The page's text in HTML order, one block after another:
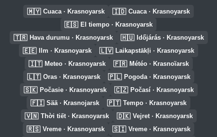
🇲🇾 Cuaca · Krasnoyarsk 🇮🇩 Cuaca · Krasnoyarsk
🇪🇸 El tiempo · Krasnoyarsk
🇹🇷 Hava durumu · Krasnoyarsk 🇭🇺 Időjárás · Krasnoyarsk
🇪🇪 Ilm · Krasnoyarsk 🇱🇻 Laikapstākļi · Krasnoyarsk
🇮🇹 Meteo · Krasnoyarsk 🇫🇷 Météo · Krasnoïarsk
🇱🇹 Oras · Krasnoyarsk 🇵🇱 Pogoda · Krasnoyarsk
🇸🇰 Počasie · Krasnoyarsk 🇨🇿 Počasí · Krasnoyarsk
🇫🇮 Sää · Krasnojarsk 🇵🇹 Tempo · Krasnoyarsk
🇻🇳 Thời tiết · Krasnoyarsk 🇩🇰 Vejret · Krasnoyarsk
🇷🇸 Vreme · Krasnoyarsk 🇸🇮 Vreme · Krasnoyarsk